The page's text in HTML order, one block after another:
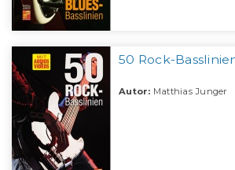
50 Rock-
Autor: Matthias Junger